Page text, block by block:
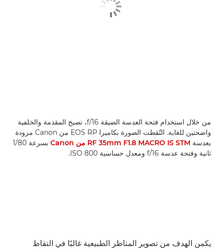
من خلال استخدام فتحة العدسة الضيقة f/16، تصبح المقدمة والخلفية
واضحتين للغاية. التُقطت الصورة بكاميرا EOS RP من Canon مزودة
بعدسة RF 35mm F1.8 MACRO IS STM من Canon
بسرعة 1/80
ثانية وفتحة عدسة f/16 ومعدل حساسية ISO 800.
يكمن الهدف من تصوير المناظر الطبيعية غالبًا في التقاط